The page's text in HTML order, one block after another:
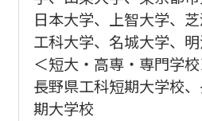
日本大学、上智大学、
工科大学、名城大学、
＜短大・高専・専門学
長野県工科短期大学校
期大学校